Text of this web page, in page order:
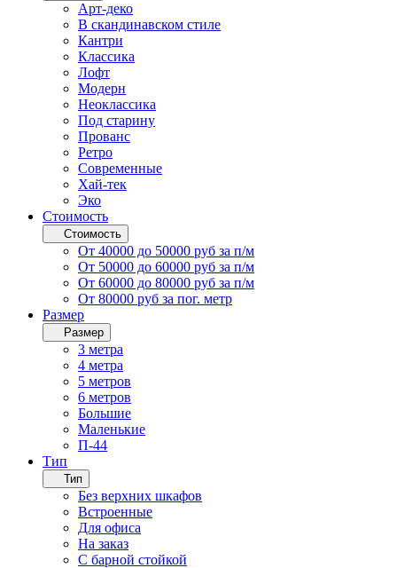
Арт-деко
В скандинавском стиле
Кантри
Классика
Лофт
Модерн
Неоклассика
Под старину
Прованс
Ретро
Современные
Хай-тек
Эко
Стоимость
Стоимость
От 40000 до 50000 руб за п/м
От 50000 до 60000 руб за п/м
От 60000 до 80000 руб за п/м
От 80000 руб за пог. метр
Размер
Размер
3 метра
4 метра
5 метров
6 метров
Большие
Маленькие
П-44
Тип
Тип
Без верхних шкафов
Встроенные
Для офиса
На заказ
С барной стойкой